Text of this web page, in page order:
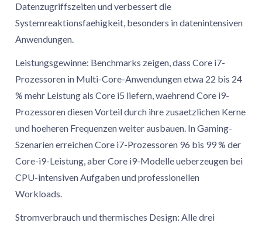
Datenzugriffszeiten und verbessert die
Systemreaktionsfaehigkeit, besonders in datenintensiven
Anwendungen.
Leistungsgewinne: Benchmarks zeigen, dass Core i7-
Prozessoren in Multi-Core-Anwendungen etwa 22 bis 24
% mehr Leistung als Core i5 liefern, waehrend Core i9-
Prozessoren diesen Vorteil durch ihre zusaetzlichen Kerne
und hoeheren Frequenzen weiter ausbauen. In Gaming-
Szenarien erreichen Core i7-Prozessoren 96 bis 99 % der
Core-i9-Leistung, aber Core i9-Modelle ueberzeugen bei
CPU-intensiven Aufgaben und professionellen
Workloads.
Stromverbrauch und thermisches Design: Alle drei